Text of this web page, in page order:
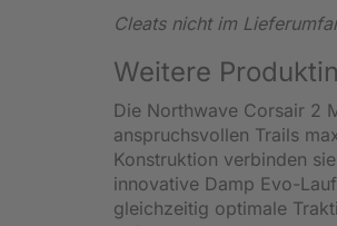
Cleats nicht im
Weitere
Die Northwave Corsair 2
anspruchsvollen Trails
Konstruktion verbinden
innovative Damp Evo-
gleichzeitig optimale